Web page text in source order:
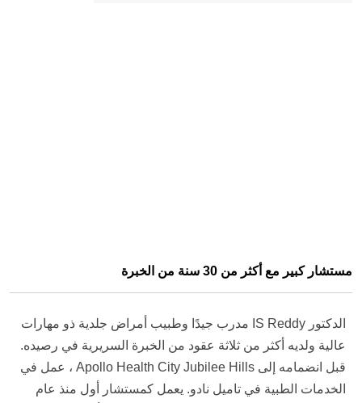
مستشار كبير مع أكثر من 30 سنة من الخبرة
الدكتور IS Reddy مدرب جيدًا وطبيب أمراض جلدية ذو مهارات
عالية ولديه أكثر من ثلاثة عقود من الخبرة السريرية في رصيده.
قبل انضمامه إلى Apollo Health City Jubilee Hills ، عمل في
الخدمات الطبية في تاميل نادو. يعمل كمستشار أول منذ عام